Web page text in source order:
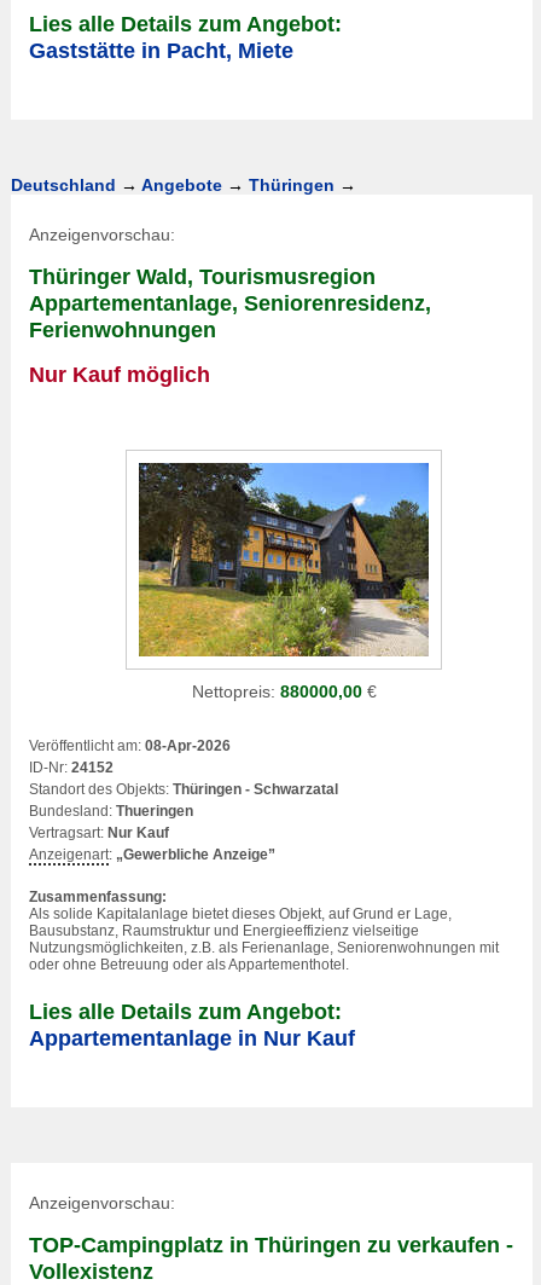
Lies alle Details zum Angebot:
Gaststätte in Pacht, Miete
Deutschland → Angebote → Thüringen →
Anzeigenvorschau:
Thüringer Wald, Tourismusregion
Appartementanlage, Seniorenresidenz,
Ferienwohnungen
Nur Kauf möglich
Nettopreis: 880000,00€
Veröffentlicht am: 08-Apr-2026
ID-Nr: 24152
Standort des Objekts: Thüringen - Schwarzatal
Bundesland: Thueringen
Vertragsart: Nur Kauf
Anzeigenart: „Gewerbliche Anzeige”
Zusammenfassung:
Als solide Kapitalanlage bietet dieses Objekt, auf Grund er Lage,
Bausubstanz, Raumstruktur und Energieeffizienz vielseitige
Nutzungsmöglichkeiten, z.B. als Ferienanlage, Seniorenwohnungen mit
oder ohne Betreuung oder als Appartementhotel .
Lies alle Details zum Angebot:
Appartementanlage in Nur Kauf
Anzeigenvorschau:
TOP-Campingplatz in Thüringen zu verkaufen -
Vollexistenz